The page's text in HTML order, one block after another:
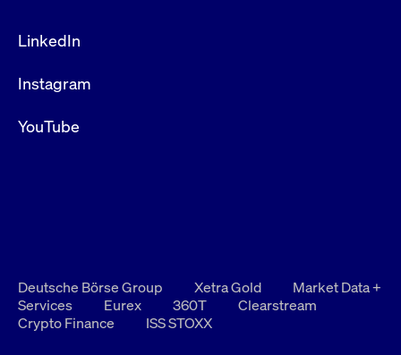
LinkedIn
Instagram
YouTube
Deutsche Börse Group Xetra Gold
Market Data +
Services
Eurex 360T
Clearstream
Crypto Finance
ISS STOXX